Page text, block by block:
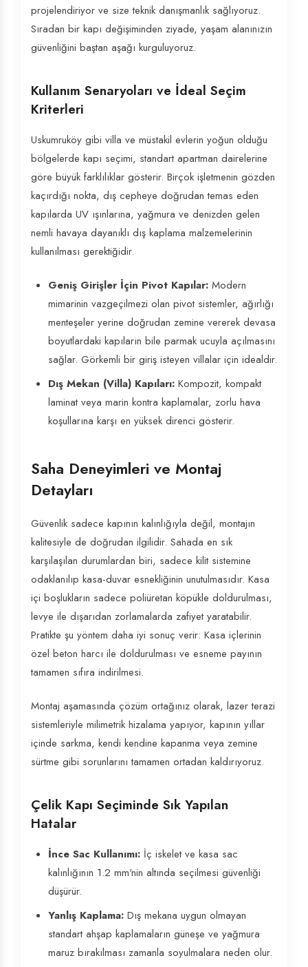
projelendiriyor ve size teknik danışmanlık sağlıyoruz.
Sıradan bir kapı değişiminden ziyade, yaşam alanınızın
güvenliğini baştan aşağı kurguluyoruz.
Kullanım Senaryoları ve İdeal Seçim
Kriterleri
Uskumruköy gibi villa ve müstakil evlerin yoğun olduğu
bölgelerde kapı seçimi, standart apartman dairelerine
göre büyük farklılıklar gösterir. Birçok işletmenin gözden
kaçırdığı nokta, dış cepheye doğrudan temas eden
kapılarda UV ışınlarına, yağmura ve denizden gelen
nemli havaya dayanıklı dış kaplama malzemelerinin
kullanılması gerektiğidir.
Geniş Girişler İçin Pivot Kapılar: Modern
mimarinin vazgeçilmezi olan pivot sistemler, ağırlığı
menteşeler yerine doğrudan zemine vererek devasa
boyutlardaki kapıların bile parmak ucuyla açılmasını
sağlar. Görkemli bir giriş isteyen villalar için idealdir.
Dış Mekan (Villa) Kapıları: Kompozit, kompakt
laminat veya marin kontra kaplamalar, zorlu hava
koşullarına karşı en yüksek direnci gösterir.
Saha Deneyimleri ve Montaj
Detayları
Güvenlik sadece kapının kalınlığıyla değil, montajın
kalitesiyle de doğrudan ilgilidir. Sahada en sık
karşılaşılan durumlardan biri, sadece kilit sistemine
odaklanılıp kasa-duvar esnekliğinin unutulmasıdır. Kasa
içi boşlukların sadece poliüretan köpükle doldurulması,
levye ile dışarıdan zorlamalarda zafiyet yaratabilir.
Pratikte şu yöntem daha iyi sonuç verir: Kasa içlerinin
özel beton harcı ile doldurulması ve esneme payının
tamamen sıfıra indirilmesi.
Montaj aşamasında çözüm ortağınız olarak, lazer terazi
sistemleriyle milimetrik hizalama yapıyor, kapının yıllar
içinde sarkma, kendi kendine kapanma veya zemine
sürtme gibi sorunlarını tamamen ortadan kaldırıyoruz.
Çelik Kapı Seçiminde Sık Yapılan
Hatalar
İnce Sac Kullanımı: İç iskelet ve kasa sac
kalınlığının 1.2 mm'nin altında seçilmesi güvenliği
düşürür.
Yanlış Kaplama: Dış mekana uygun olmayan
standart ahşap kaplamaların güneşe ve yağmura
maruz bırakılması zamanla soyulmalara neden olur.